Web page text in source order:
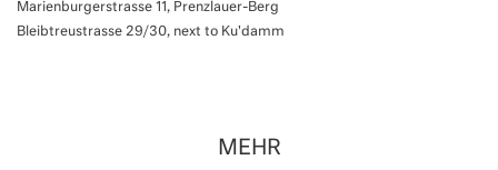
Marienburgerstrasse 11, Prenzlauer-Berg
Bleibtreustrasse 29/30, next to Ku'damm
MEHR